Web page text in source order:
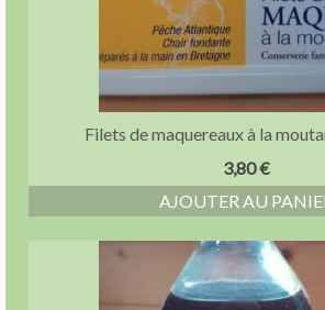
Filets de maquereaux à la
3,80€
AJOUTER AU